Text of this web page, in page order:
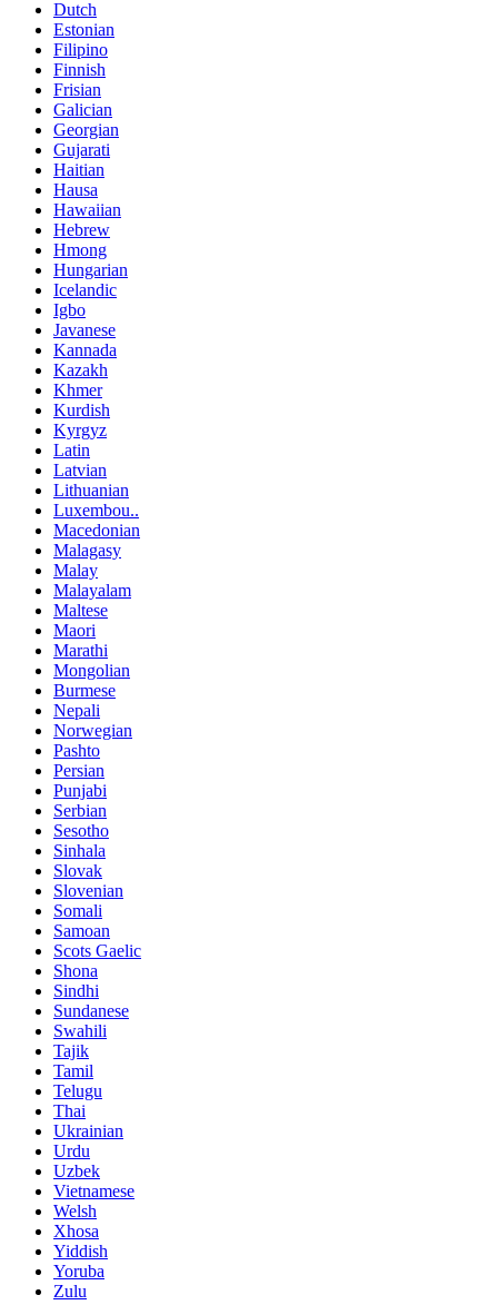
Dutch
Estonian
Filipino
Finnish
Frisian
Galician
Georgian
Gujarati
Haitian
Hausa
Hawaiian
Hebrew
Hmong
Hungarian
Icelandic
Igbo
Javanese
Kannada
Kazakh
Khmer
Kurdish
Kyrgyz
Latin
Latvian
Lithuanian
Luxembou..
Macedonian
Malagasy
Malay
Malayalam
Maltese
Maori
Marathi
Mongolian
Burmese
Nepali
Norwegian
Pashto
Persian
Punjabi
Serbian
Sesotho
Sinhala
Slovak
Slovenian
Somali
Samoan
Scots Gaelic
Shona
Sindhi
Sundanese
Swahili
Tajik
Tamil
Telugu
Thai
Ukrainian
Urdu
Uzbek
Vietnamese
Welsh
Xhosa
Yiddish
Yoruba
Zulu